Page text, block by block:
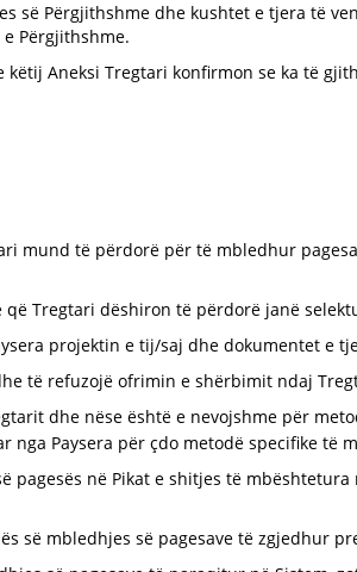
së Përgjithshme dhe kushtet e tjera të
Përgjithshme.
Aneksi Tregtari konfirmon se ka të
mund të përdorë për të mbledhur
që Tregtari dëshiron të përdorë janë
projektin e tij/saj dhe dokumentet e
të refuzojë ofrimin e shërbimit ndaj
dhe nëse është e nevojshme për
nga Paysera për çdo metodë specifike të
pagesës në Pikat e shitjes të
së mbledhjes së pagesave të zgjedhur